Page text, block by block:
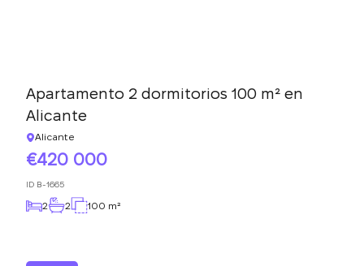
Apartamento 2 dormitorios 100 m² en
Alicante
Alicante
420 000
ID B-1665
2 2 100 m²